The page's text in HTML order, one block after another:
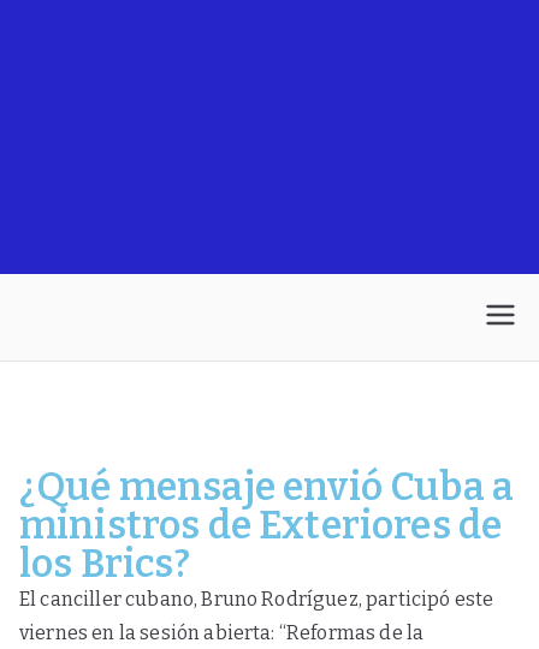
¿Qué mensaje envió Cuba a
ministros de Exteriores de
los Brics?
El canciller cubano, Bruno Rodríguez, participó este
viernes en la sesión abierta: “Reformas de la